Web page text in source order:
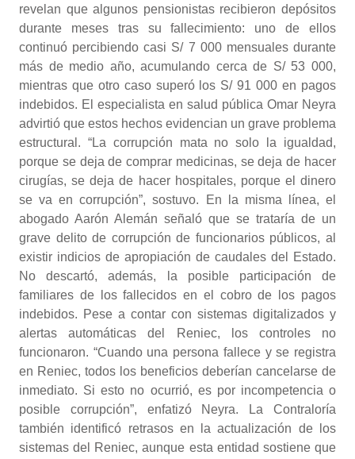
revelan que algunos pensionistas recibieron depósitos
durante meses tras su fallecimiento: uno de ellos
continuó percibiendo casi S/ 7 000 mensuales durante
más de medio año, acumulando cerca de S/ 53 000,
mientras que otro caso superó los S/ 91 000 en pagos
indebidos. El especialista en salud pública Omar Neyra
advirtió que estos hechos evidencian un grave problema
estructural. “La corrupción mata no solo la igualdad,
porque se deja de comprar medicinas, se deja de hacer
cirugías, se deja de hacer hospitales, porque el dinero
se va en corrupción”, sostuvo. En la misma línea, el
abogado Aarón Alemán señaló que se trataría de un
grave delito de corrupción de funcionarios públicos, al
existir indicios de apropiación de caudales del Estado.
No descartó, además, la posible participación de
familiares de los fallecidos en el cobro de los pagos
indebidos. Pese a contar con sistemas digitalizados y
alertas automáticas del Reniec, los controles no
funcionaron. “Cuando una persona fallece y se registra
en Reniec, todos los beneficios deberían cancelarse de
inmediato. Si esto no ocurrió, es por incompetencia o
posible corrupción”, enfatizó Neyra. La Contraloría
también identificó retrasos en la actualización de los
sistemas del Reniec, aunque esta entidad sostiene que